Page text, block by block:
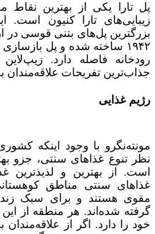
پل تارا یکی از بهترین نقاط
زیبایی‌های تارا کنیون است.
بزرگترین پل‌های بتنی قوسی در
رودخانه فاصله دارد.
جذاب‌ترین تفریحات
رژیم غذایی
مونته‌نگرو با وجود اینکه
نظر تنوع غذاهای سنتی، جزو
است. از بهترین و لذیذترین
غذاهای سنتی مناطق
مقوی هستند و برای سبک
گرفته شده‌اند. هر منطقه از
خود را دارد. اگر از